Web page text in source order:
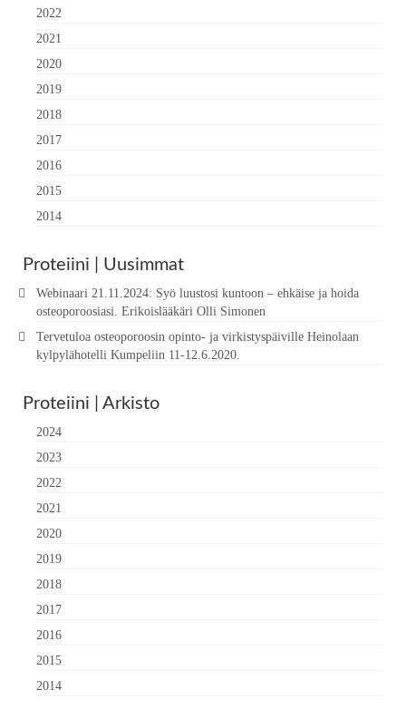
2022
2021
2020
2019
2018
2017
2016
2015
2014
Proteiini | Uusimmat
Webinaari 21.11.2024: Syö luustosi kuntoon – ehkäise ja hoida
osteoporoosiasi. Erikoislääkäri Olli Simonen
Tervetuloa osteoporoosin opinto- ja virkistyspäiville Heinolaan
kylpylähotelli Kumpeliin 11-12.6.2020.
Proteiini | Arkisto
2024
2023
2022
2021
2020
2019
2018
2017
2016
2015
2014